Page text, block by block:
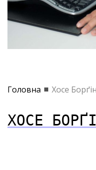
Головна Хосе
ХОСЕ